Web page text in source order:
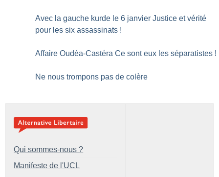
Avec la gauche kurde le 6 janvier Justice et vérité
pour les six assassinats !
Affaire Oudéa-Castéra Ce sont eux les séparatistes !
Ne nous trompons pas de colère
Qui sommes-nous ?
Manifeste de l'UCL